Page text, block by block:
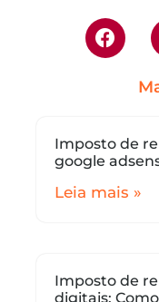
Imposto de
google
Leia mais »
Imposto de
digitais: